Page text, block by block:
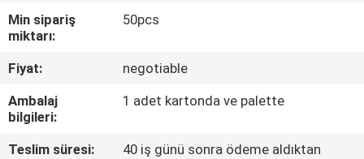
FABRIKA
TURU
KALITE
KONTROL
Min sipariş
miktarı:
50pcs
Fiyat:
negotiable
Ambalaj
bilgileri:
1 adet kartonda ve palette
Teslim süresi:
40 iş günü sonra ödeme aldıktan